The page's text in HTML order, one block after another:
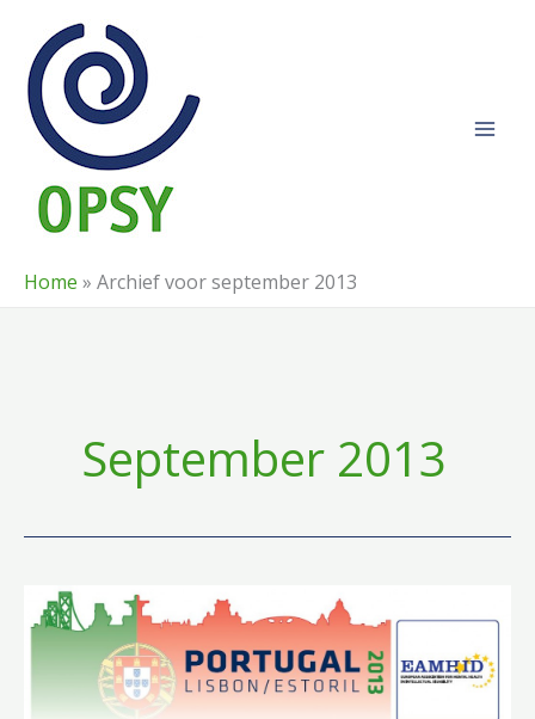
naar
inhoud
Home » Archief voor september 2013
September 2013